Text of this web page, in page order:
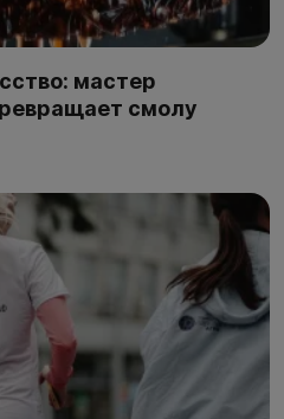
мастер
смолу